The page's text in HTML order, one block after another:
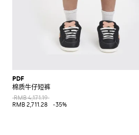
PDF
棉质牛仔短裤
RMB 4,171.19
RMB 2,711.28
-35%